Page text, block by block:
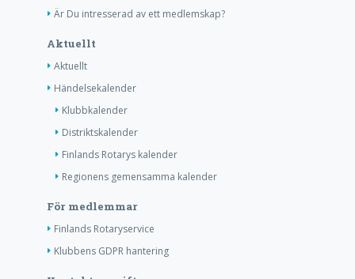
Är Du intresserad av ett medlemskap?
Aktuellt
Aktuellt
Händelsekalender
Klubbkalender
Distriktskalender
Finlands Rotarys kalender
Regionens gemensamma kalender
För medlemmar
Finlands Rotaryservice
Klubbens GDPR hantering